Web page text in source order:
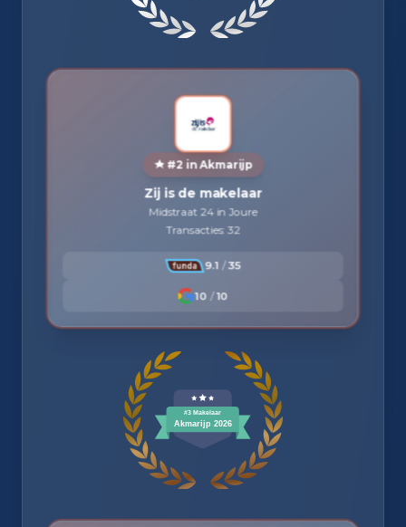
#2 in Akmarijp
Zij is de makelaar
Midstraat 24 in Joure
Transacties: 32
9.1 / 35
10 / 10